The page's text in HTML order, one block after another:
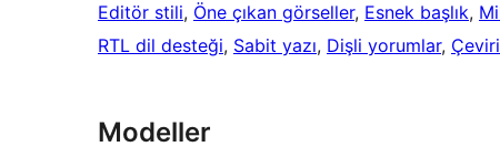
Editör stili, Öne çıkan görseller, Esnek başlık,
RTL dil desteği, Sabit yazı, Dişli yorumlar,
Modeller